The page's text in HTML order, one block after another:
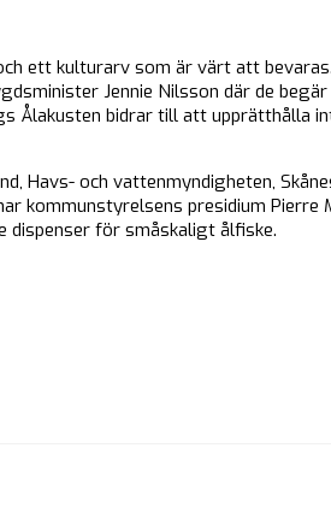
ett kulturarv som är värt att
Jennie Nilsson där de
Ålakusten bidrar till att upprätthålla
Havs- och vattenmyndigheten,
kommunstyrelsens presidium Pierre
dispenser för småskaligt ålfiske.